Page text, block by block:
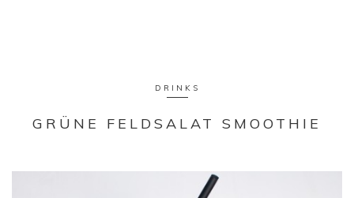
DRINKS
GRÜNE FELDSALAT SMOOTHIE